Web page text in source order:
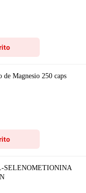
de Magnesio 250 caps
SELENOMETIONINA